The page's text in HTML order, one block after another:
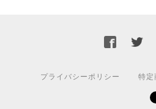
プライバシーポリシー 特定